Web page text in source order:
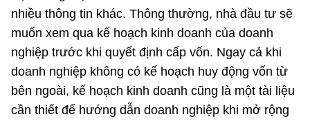
nhiều thông tin khác. Thông thường, nhà đầu tư sẽ
muốn xem qua kế hoạch kinh doanh của doanh
nghiệp trước khi quyết định cấp vốn. Ngay cả khi
doanh nghiệp không có kế hoạch huy động vốn từ
bên ngoài, kế hoạch kinh doanh cũng là một tài liệu
cần thiết để hướng dẫn doanh nghiệp khi mở rộng